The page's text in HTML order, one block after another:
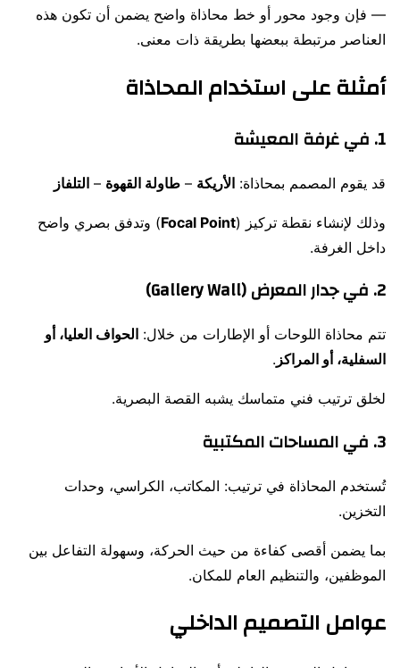
— فإن وجود محور أو خط محاذاة واضح يضمن أن تكون هذه
العناصر مرتبطة ببعضها بطريقة ذات معنى.
أمثلة على استخدام المحاذاة
1. في غرفة المعيشة
قد يقوم المصمم بمحاذاة: الأريكة – طاولة القهوة – التلفاز
وذلك لإنشاء نقطة تركيز (Focal Point) وتدفق بصري واضح
داخل الغرفة.
2. في جدار المعرض (Gallery Wall)
تتم محاذاة اللوحات أو الإطارات من خلال: الحواف العليا، أو
السفلية، أو المراكز .
لخلق ترتيب فني متماسك يشبه القصة البصرية.
3. في المساحات المكتبية
تُستخدم المحاذاة في ترتيب: المكاتب، الكراسي، وحدات
التخزين.
بما يضمن أقصى كفاءة من حيث الحركة، وسهولة التفاعل بين
الموظفين، والتنظيم العام للمكان.
عوامل التصميم الداخلي